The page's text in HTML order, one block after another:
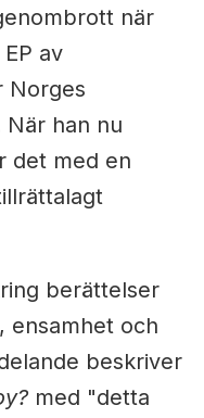
när
av
Norges
När han nu
det med en
berättelser
ensamhet och
beskriver
med "detta